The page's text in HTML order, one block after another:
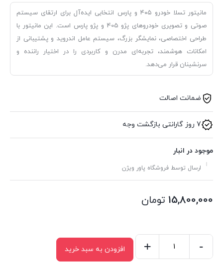
مانیتور تسلا خودرو ۴۰۵ و پارس انتخابی ایده‌آل برای ارتقای سیستم
صوتی و تصویری خودروهای پژو 405 و پژو پارس است. این مانیتور با
طراحی اختصاصی، نمایشگر بزرگ، سیستم عامل اندروید و پشتیبانی از
امکانات هوشمند، تجربه‌ای مدرن و کاربردی را در اختیار راننده و
سرنشینان قرار می‌دهد.
ضمانت اصالت
7 روز گارانتی بازگشت وجه
موجود در انبار
ارسال توسط فروشگاه پاور ویژن
15,800,000 تومان
-
+ افزودن به سبد خرید